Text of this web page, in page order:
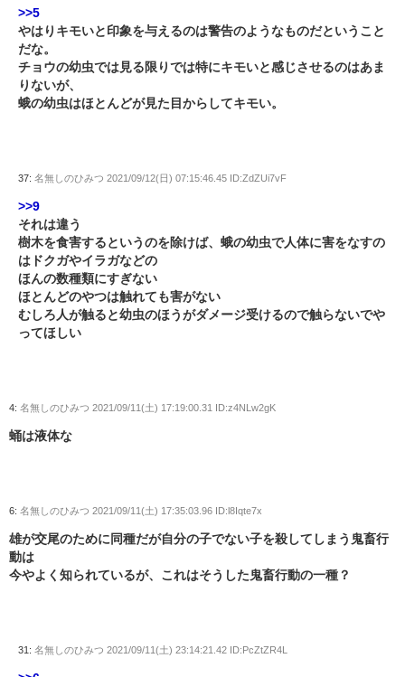
>>5
やはりキモいと印象を与えるのは警告のようなものだということ
だな。
チョウの幼虫では見る限りでは特にキモいと感じさせるのはあま
りないが、
蛾の幼虫はほとんどが見た目からしてキモい。
37: 名無しのひみつ 2021/09/12(日) 07:15:46.45 ID:ZdZUi7vF
>>9
それは違う
樹木を食害するというのを除けば、蛾の幼虫で人体に害をなすの
はドクガやイラガなどの
ほんの数種類にすぎない
ほとんどのやつは触れても害がない
むしろ人が触ると幼虫のほうがダメージ受けるので触らないでや
ってほしい
4: 名無しのひみつ 2021/09/11(土) 17:19:00.31 ID:z4NLw2gK
蛹は液体な
6: 名無しのひみつ 2021/09/11(土) 17:35:03.96 ID:l8Iqte7x
雄が交尾のために同種だが自分の子でない子を殺してしまう鬼畜行
動は
今やよく知られているが、これはそうした鬼畜行動の一種？
31: 名無しのひみつ 2021/09/11(土) 23:14:21.42 ID:PcZtZR4L